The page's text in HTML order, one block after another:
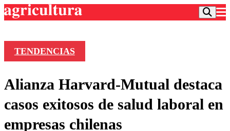
Frecuencias
Agricultura TV
Deportes
Entretención
TENDENCIAS
Alianza Harvard-Mutual destaca
casos exitosos de salud laboral en
empresas chilenas